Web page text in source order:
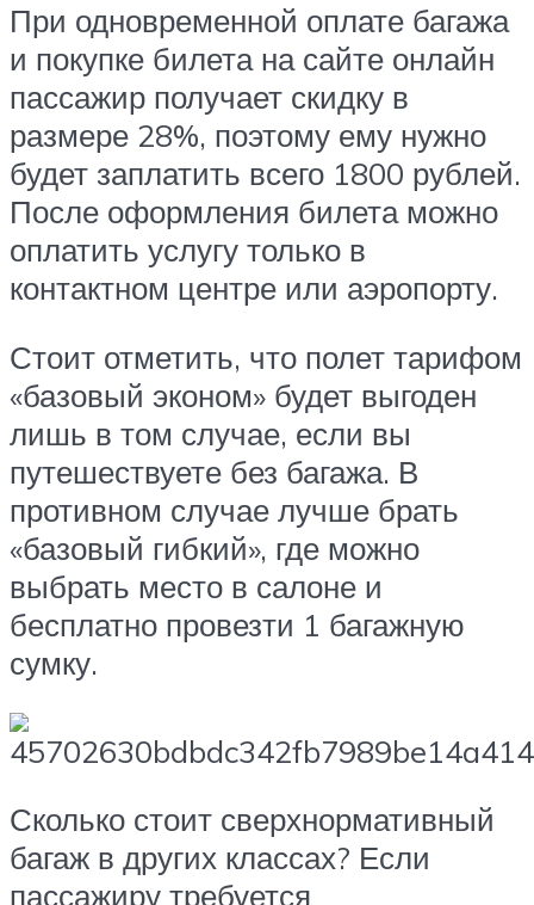
При одновременной оплате багажа
и покупке билета на сайте онлайн
пассажир получает скидку в
размере 28%, поэтому ему нужно
будет заплатить всего 1800 рублей.
После оформления билета можно
оплатить услугу только в
контактном центре или аэропорту.
Стоит отметить, что полет тарифом
«базовый эконом» будет выгоден
лишь в том случае, если вы
путешествуете без багажа. В
противном случае лучше брать
«базовый гибкий», где можно
выбрать место в салоне и
бесплатно провезти 1 багажную
сумку.
Сколько стоит сверхнормативный
багаж в других классах? Если
пассажиру требуется